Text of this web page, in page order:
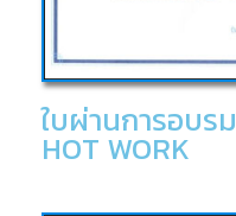
ใบผ่านการอบรม
HOT WORK